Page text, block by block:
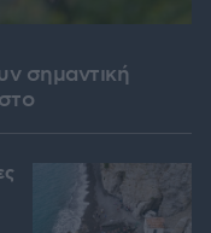
σημαντική